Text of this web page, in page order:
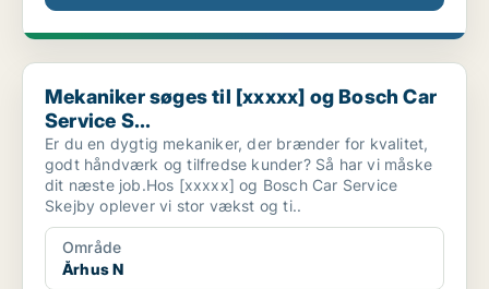
Mekaniker søges til [xxxxx] og Bosch Car Service S...
Mekaniker søges til [xxxxx] og Bosch Car
Service S...
Er du en dygtig mekaniker, der brænder for kvalitet,
godt håndværk og tilfredse kunder? Så har vi måske
dit næste job.Hos [xxxxx] og Bosch Car Service
Skejby oplever vi stor vækst og ti..
Område
Århus N